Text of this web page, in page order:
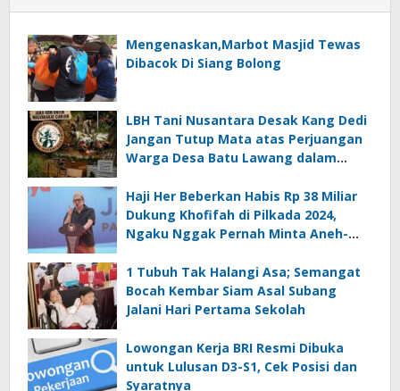
Mengenaskan,Marbot Masjid Tewas
Dibacok Di Siang Bolong
LBH Tani Nusantara Desak Kang Dedi
Jangan Tutup Mata atas Perjuangan
Warga Desa Batu Lawang dalam
PT.MPM
Haji Her Beberkan Habis Rp 38 Miliar
Dukung Khofifah di Pilkada 2024,
Ngaku Nggak Pernah Minta Aneh-
1 Tubuh Tak Halangi Asa; Semangat
Bocah Kembar Siam Asal Subang
Jalani Hari Pertama Sekolah
Lowongan Kerja BRI Resmi Dibuka
untuk Lulusan D3-S1, Cek Posisi dan
Syaratnya